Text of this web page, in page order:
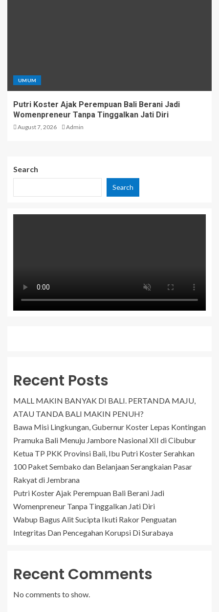
UMUM
Putri Koster Ajak Perempuan Bali Berani Jadi
Womenpreneur Tanpa Tinggalkan Jati Diri
August 7, 2026 Admin
Search
Search
Recent Posts
MALL MAKIN BANYAK DI BALI. PERTANDA MAJU,
ATAU TANDA BALI MAKIN PENUH?
Bawa Misi Lingkungan, Gubernur Koster Lepas Kontingan
Pramuka Bali Menuju Jambore Nasional XII di Cibubur
Ketua TP PKK Provinsi Bali, Ibu Putri Koster Serahkan
100 Paket Sembako dan Belanjaan Serangkaian Pasar
Rakyat di Jembrana
Putri Koster Ajak Perempuan Bali Berani Jadi
Womenpreneur Tanpa Tinggalkan Jati Diri
Wabup Bagus Alit Sucipta Ikuti Rakor Penguatan
Integritas Dan Pencegahan Korupsi Di Surabaya
Recent Comments
No comments to show.